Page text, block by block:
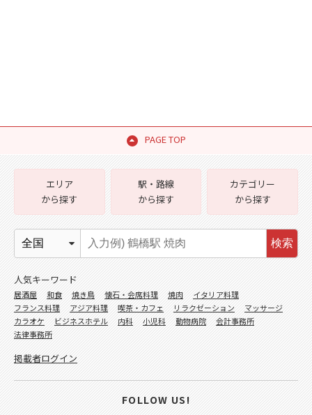
PAGE TOP
エリア
から探す
駅・路線
から探す
カテゴリー
から探す
検索
人気キーワード
居酒屋 和食 焼き鳥 懐石・会席料理 焼肉
イタリア料理
フランス料理
アジア料理 喫茶・カフェ リラクゼーション
マッサージ
カラオケ
ビジネスホテル 内科 小児科 動物病院
会計事務所
法律事務所
掲載者ログイン
FOLLOW US!